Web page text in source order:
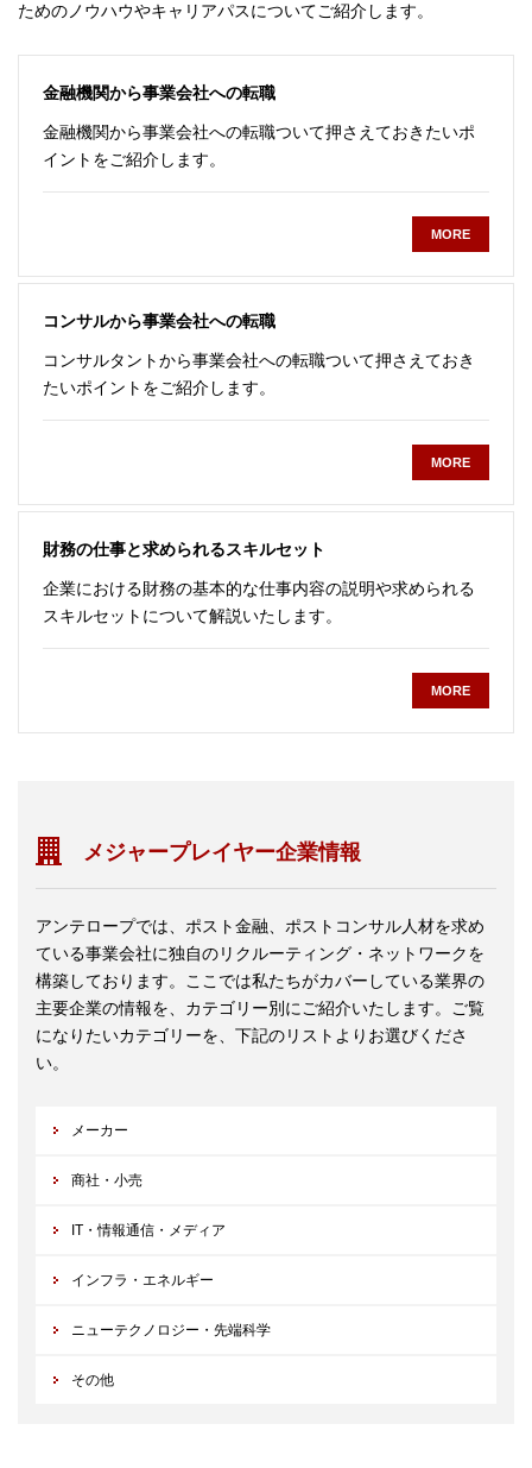
ためのノウハウやキャリアパスについてご紹介します。
金融機関から事業会社への転職
金融機関から事業会社への転職ついて押さえておきたいポ
イントをご紹介します。
MORE
コンサルから事業会社への転職
コンサルタントから事業会社への転職ついて押さえておき
たいポイントをご紹介します。
MORE
財務の仕事と求められるスキルセット
企業における財務の基本的な仕事内容の説明や求められる
スキルセットについて解説いたします。
MORE
メジャープレイヤー企業情報
アンテロープでは、ポスト金融、ポストコンサル人材を求め
ている事業会社に独自のリクルーティング・ネットワークを
構築しております。ここでは私たちがカバーしている業界の
主要企業の情報を、カテゴリー別にご紹介いたします。ご覧
になりたいカテゴリーを、下記のリストよりお選びくださ
い。
メーカー
商社・小売
IT・情報通信・メディア
インフラ・エネルギー
ニューテクノロジー・先端科学
その他